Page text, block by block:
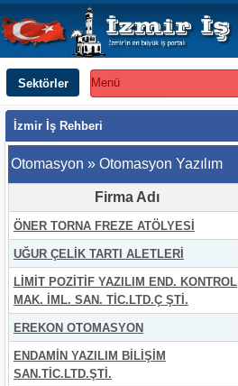
Sektörler Menü
İzmir İş Rehberi
Otomasyon » Otomasyon Yazılım
Firma Adı
ÖNER TORNA FREZE ATÖLYESİ
UĞUR ÇELİK TARTI ALETLERİ
LİMİT POZİTİF YAZILIM END. KONTROL
MAK. İML. SAN. TİC.LTD.Ç ŞTİ.
EREKON OTOMASYON
ENDAMİN YAZILIM BİLİŞİM
SAN.TİC.LTD.ŞTİ.